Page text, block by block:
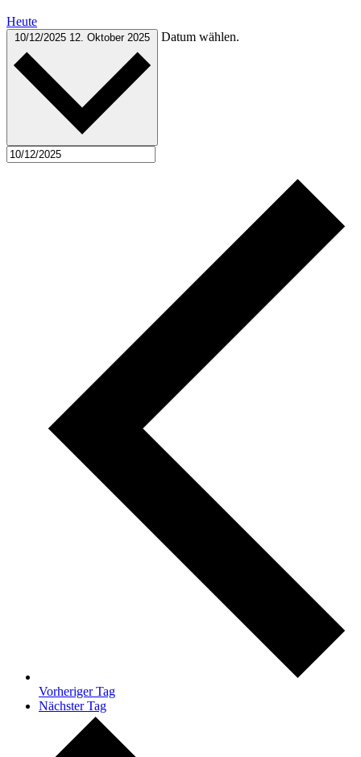
Heute
10/12/2025 12. Oktober 2025 Datum wählen.
Vorheriger Tag
Nächster Tag